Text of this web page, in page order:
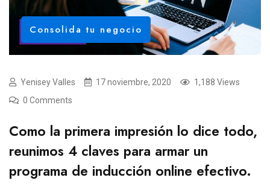
Consolida tu negocio
Yenisey Valles 17 noviembre, 2020
1,188 Views
0 Comments
Como la primera impresión lo dice todo,
reunimos 4 claves para armar un
programa de inducción online efectivo.